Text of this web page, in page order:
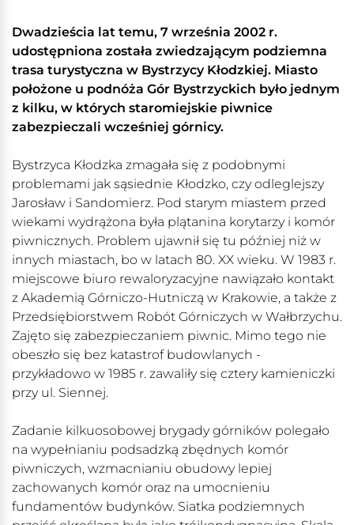
Dwadzieścia lat temu, 7 września 2002 r.
udostępniona została zwiedzającym podziemna
trasa turystyczna w Bystrzycy Kłodzkiej. Miasto
położone u podnóża Gór Bystrzyckich było jednym
z kilku, w których staromiejskie piwnice
zabezpieczali wcześniej górnicy.
Bystrzyca Kłodzka zmagała się z podobnymi
problemami jak sąsiednie Kłodzko, czy odleglejszy
Jarosław i Sandomierz. Pod starym miastem przed
wiekami wydrążona była plątanina korytarzy i komór
piwnicznych. Problem ujawnił się tu później niż w
innych miastach, bo w latach 80. XX wieku. W 1983 r.
miejscowe biuro rewaloryzacyjne nawiązało kontakt
z Akademią Górniczo-Hutniczą w Krakowie, a także z
Przedsiębiorstwem Robót Górniczych w Wałbrzychu.
Zajęto się zabezpieczaniem piwnic. Mimo tego nie
obeszło się bez katastrof budowlanych -
przykładowo w 1985 r. zawaliły się cztery kamieniczki
przy ul. Siennej.
Zadanie kilkuosobowej brygady górników polegało
na wypełnianiu podsadzką zbędnych komór
piwniczych, wzmacnianiu obudowy lepiej
zachowanych komór oraz na umocnieniu
fundamentów budynków. Siatka podziemnych